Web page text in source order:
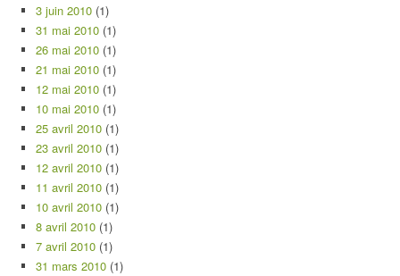
3 juin 2010 (1)
31 mai 2010 (1)
26 mai 2010 (1)
21 mai 2010 (1)
12 mai 2010 (1)
10 mai 2010 (1)
25 avril 2010 (1)
23 avril 2010 (1)
12 avril 2010 (1)
11 avril 2010 (1)
10 avril 2010 (1)
8 avril 2010 (1)
7 avril 2010 (1)
31 mars 2010 (1)